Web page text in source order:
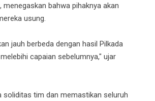
bahwa pihaknya akan
usung.
jauh berbeda dengan hasil Pilkada
capaian sebelumnya," ujar
soliditas tim dan memastikan seluruh